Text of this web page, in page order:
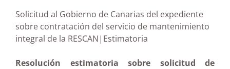
Solicitud al Gobierno de Canarias del expediente
sobre contratación del servicio de mantenimiento
integral de la RESCAN|Estimatoria
Resolución estimatoria sobre solicitud de